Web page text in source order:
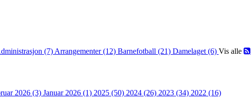
(7) Arrangementer (12) Barnefotball (21) Damelaget (6) Vis alle
2026 (3) Januar 2026 (1) 2025 (50) 2024 (26) 2023 (34) 2022 (16)